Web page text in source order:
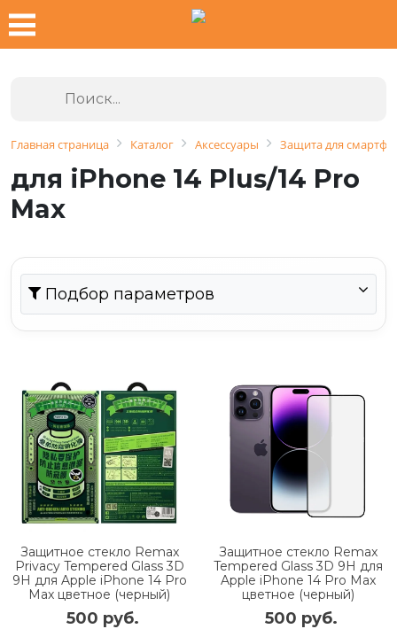
Главная страница Каталог Аксессуары Защита для
для iPhone 14 Plus/14 Pro
Max
Подбор параметров
Защитное стекло Remax
Privacy Tempered Glass 3D
9H для Apple iPhone 14 Pro
Max цветное (черный)
500 руб.
Защитное стекло Remax
Tempered Glass 3D 9H для
Apple iPhone 14 Pro Max
цветное (черный)
500 руб.